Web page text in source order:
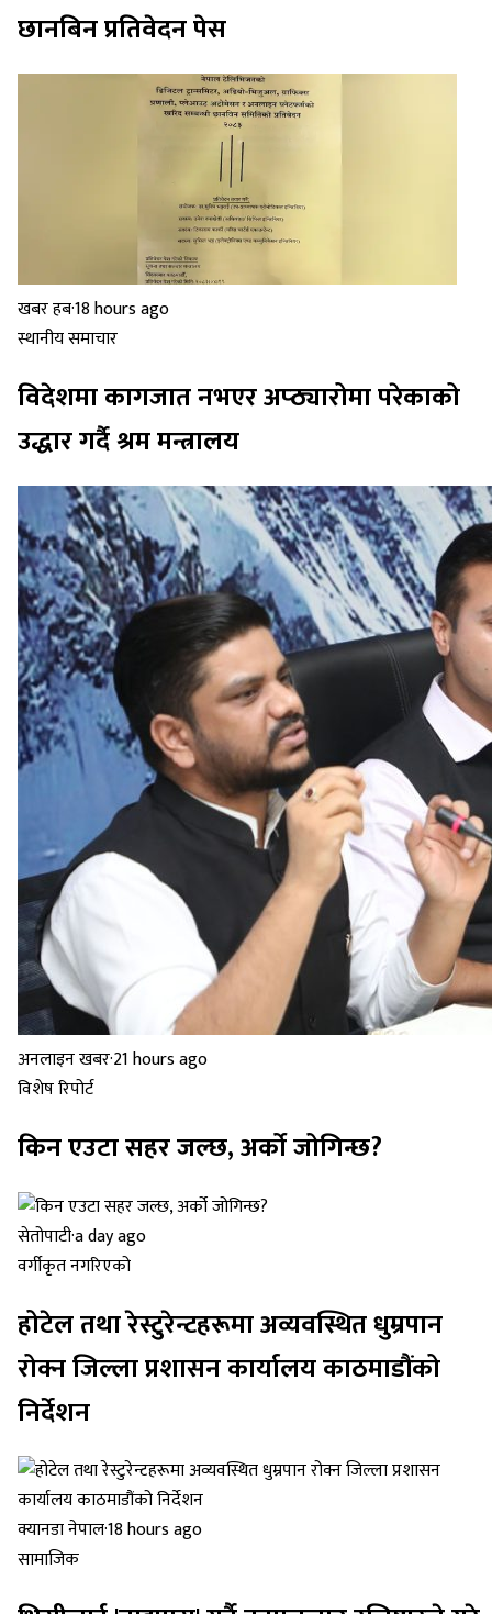
छानबिन प्रतिवेदन पेस
खबर हब·18 hours ago
स्थानीय समाचार
विदेशमा कागजात नभएर अप्ठ्यारोमा परेकाको
उद्धार गर्दै श्रम मन्त्रालय
अनलाइन खबर·21 hours ago
विशेष रिपोर्ट
किन एउटा सहर जल्छ, अर्को जोगिन्छ?
सेतोपाटी·a day ago
वर्गीकृत नगरिएको
होटेल तथा रेस्टुरेन्टहरूमा अव्यवस्थित धुम्रपान
रोक्न जिल्ला प्रशासन कार्यालय काठमाडौंको
निर्देशन
क्यानडा नेपाल·18 hours ago
सामाजिक